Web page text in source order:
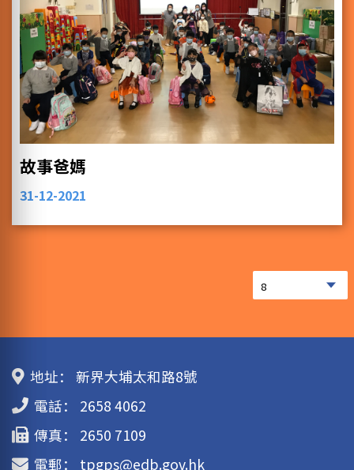
故事爸媽
31-12-2021
地址：
新界大埔太和路8號
電話：
2658 4062
傳真：
2650 7109
電郵：
tpgps@edb.gov.hk